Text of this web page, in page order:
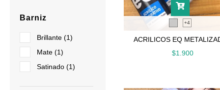
Barniz
Brillante (1)
Mate (1)
Satinado (1)
+4
ACRILICOS EQ
$1.900